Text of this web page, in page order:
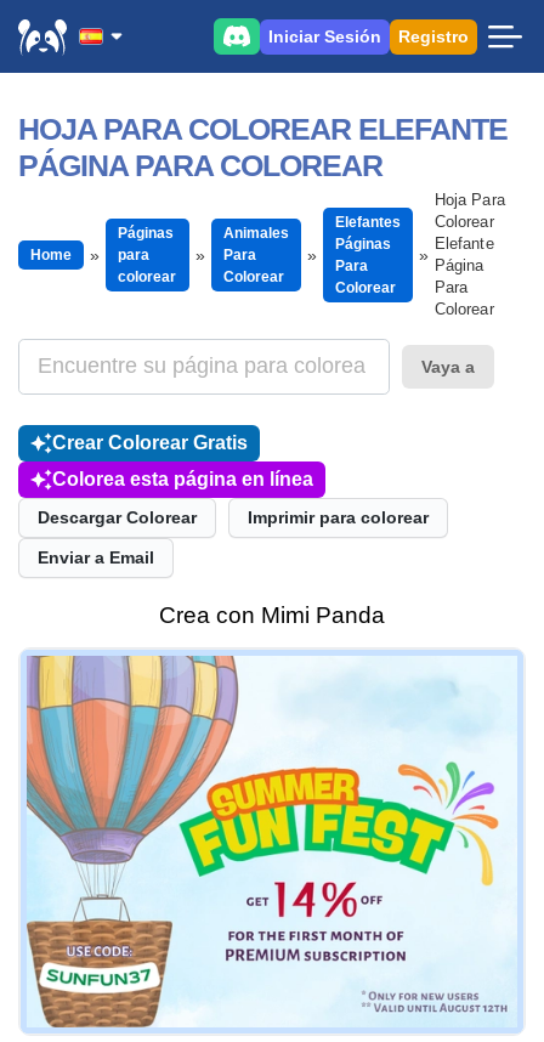
Iniciar Sesión Registro
HOJA PARA COLOREAR ELEFANTE
PÁGINA PARA COLOREAR
Home
Páginas
para
colorear
Animales
Para
Colorear
Elefantes
Páginas
Para
Colorear
Hoja Para
Colorear
Elefante
Página
Para
Colorear
Vaya a
Crear Colorear Gratis
Colorea esta página en línea
Descargar Colorear Imprimir para colorear
Enviar a Email
Crea con Mimi Panda